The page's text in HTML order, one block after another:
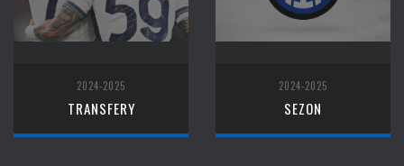
2024-2025
TRANSFERY
2024-2025
SEZON